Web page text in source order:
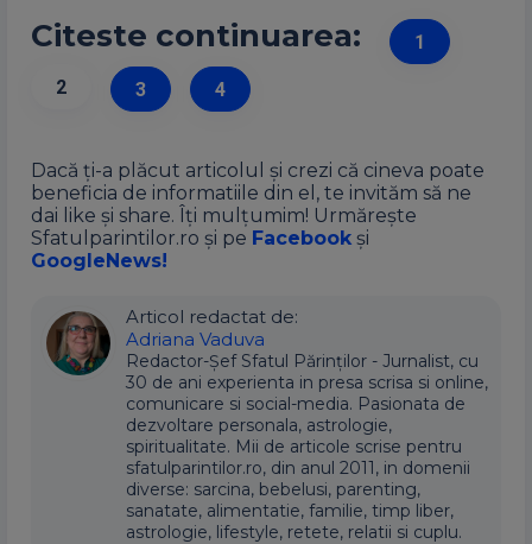
Citeste continuarea:
1
2
3 4
Dacă ți-a plăcut articolul și crezi că cineva poate
beneficia de informatiile din el, te invităm să ne
dai like și share. Îți mulțumim! Urmărește
Sfatulparintilor.ro și pe Facebook și
GoogleNews!
Articol redactat de:
Adriana Vaduva
Redactor-Șef Sfatul Părinților - Jurnalist, cu
30 de ani experienta in presa scrisa si online,
comunicare si social-media. Pasionata de
dezvoltare personala, astrologie,
spiritualitate. Mii de articole scrise pentru
sfatulparintilor.ro, din anul 2011, in domenii
diverse: sarcina, bebelusi, parenting,
sanatate, alimentatie, familie, timp liber,
astrologie, lifestyle, retete, relatii si cuplu.